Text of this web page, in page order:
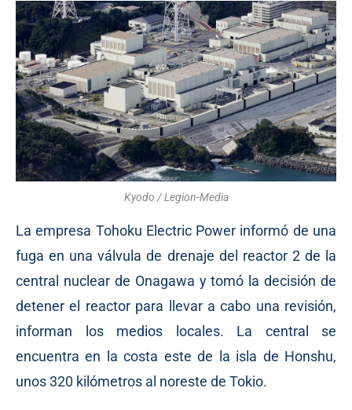
Kyodo / Legion-Media
La empresa Tohoku Electric Power informó de una
fuga en una válvula de drenaje del reactor 2 de la
central nuclear de Onagawa y tomó la decisión de
detener el reactor para llevar a cabo una revisión,
informan los medios locales. La central se
encuentra en la costa este de la isla de Honshu,
unos 320 kilómetros al noreste de Tokio.